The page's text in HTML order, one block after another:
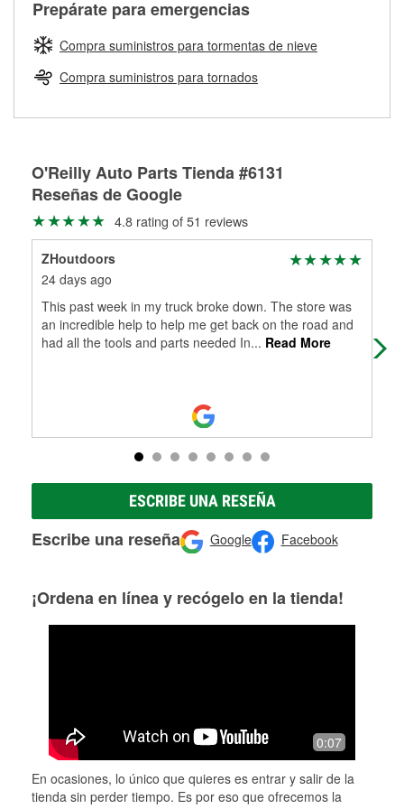
Herramientas de O'Reilly
pueden ser reutilizados, podemos ayudarte a encontrar las
partes de reemplazo correctas para tu reparación.
Rectificación de tambores y discos de freno
averiada o determina los acoplamientos y la longitud
adecuados para que te construyamos una nueva. O'Reilly
Auto Parts tiene las mangueras y los acoples adecuados
para reparar el sistema hidráulico de tu maquinaria
agrícola o de construcción.
Más información acerca del servicio de mangueras
Prepárate para emergencias
Compra suministros para tormentas de nieve
Compra suministros para tornados
O'Reilly Auto Parts Tienda #6131
Reseñas de Google
4.8 rating of 51 reviews
ZHoutdoors
24 days ago
This past week in my truck broke down. The store was
an incredible help to help me get back on the road and
had all the tools and parts needed In... Read More
ESCRIBE UNA RESEÑA
Escribe una reseña Google Facebook
¡Ordena en línea y recógelo en la tienda!
0:07
En ocasiones, lo único que quieres es entrar y salir de la
tienda sin perder tiempo. Es por eso que ofrecemos la